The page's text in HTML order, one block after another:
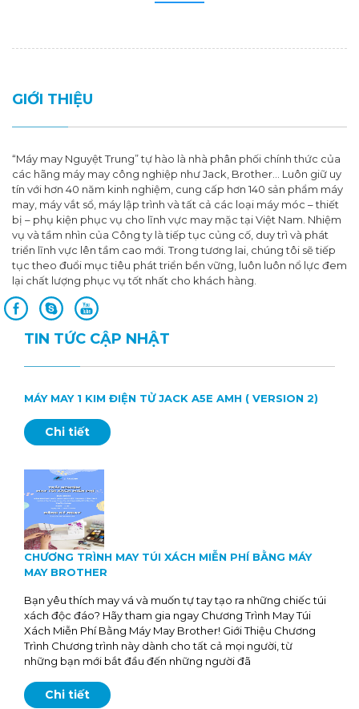
GIỚI THIỆU
“Máy may Nguyệt Trung” tự hào là nhà phân phối chính thức của
các hãng máy may công nghiệp như Jack, Brother… Luôn giữ uy
tín với hơn 40 năm kinh nghiệm, cung cấp hơn 140 sản phẩm máy
may, máy vắt sổ, máy lập trình và tất cả các loại máy móc – thiết
bị – phụ kiện phục vụ cho lĩnh vực may mặc tại Việt Nam. Nhiệm
vụ và tầm nhìn của Công ty là tiếp tục củng cố, duy trì và phát
triển lĩnh vực lên tầm cao mới. Trong tương lai, chúng tôi sẽ tiếp
tục theo đuổi mục tiêu phát triển bền vững, luôn luôn nổ lực đem
lại chất lượng phục vụ tốt nhất cho khách hàng.
TIN TỨC CẬP NHẬT
MÁY MAY 1 KIM ĐIỆN TỬ JACK A5E AMH ( VERSION 2)
Chi tiết
CHƯƠNG TRÌNH MAY TÚI XÁCH MIỄN PHÍ BẰNG MÁY
MAY BROTHER
Bạn yêu thích may vá và muốn tự tay tạo ra những chiếc túi
xách độc đáo? Hãy tham gia ngay Chương Trình May Túi
Xách Miễn Phí Bằng Máy May Brother! Giới Thiệu Chương
Trình Chương trình này dành cho tất cả mọi người, từ
những bạn mới bắt đầu đến những người đã
Chi tiết